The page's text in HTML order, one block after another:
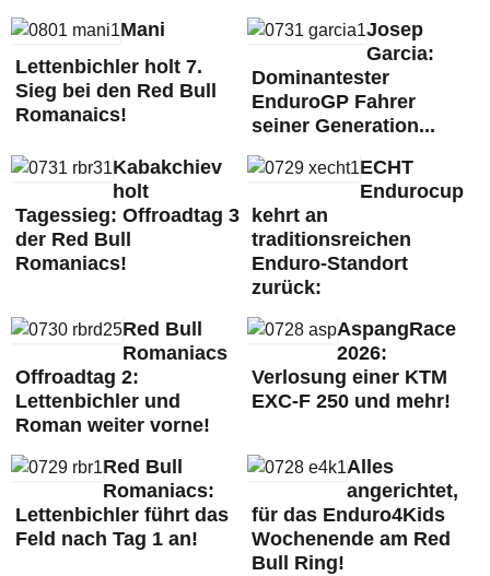
Mani
Lettenbichler holt 7.
Sieg bei den Red Bull
Romanaics!
Josep
Garcia:
Dominantester
EnduroGP Fahrer
seiner Generation...
Kabakchiev
holt
Tagessieg: Offroadtag 3
der Red Bull
Romaniacs!
ECHT
Endurocup
kehrt an
traditionsreichen
Enduro-Standort
zurück:
Red Bull
Romaniacs
Offroadtag 2:
Lettenbichler und
Roman weiter vorne!
AspangRace
2026:
Verlosung einer KTM
EXC-F 250 und mehr!
Red Bull
Romaniacs:
Lettenbichler führt das
Feld nach Tag 1 an!
Alles
angerichtet,
für das Enduro4Kids
Wochenende am Red
Bull Ring!